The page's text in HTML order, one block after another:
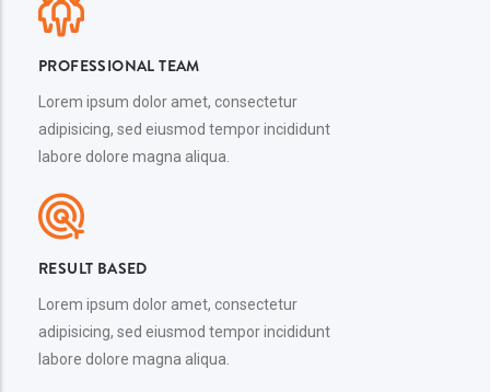
PROFESSIONAL TEAM
Lorem ipsum dolor amet, consectetur
adipisicing, sed eiusmod tempor incididunt
labore dolore magna aliqua.
RESULT BASED
Lorem ipsum dolor amet, consectetur
adipisicing, sed eiusmod tempor incididunt
labore dolore magna aliqua.